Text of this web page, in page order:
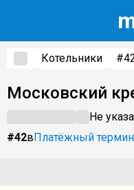
Котельники
Московский
Не
#42вПлатёжный